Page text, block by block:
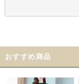
おすすめ商品